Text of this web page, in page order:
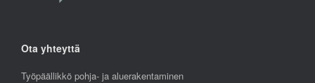
Ota yhteyttä
Työpäällikkö pohja- ja aluerakentaminen